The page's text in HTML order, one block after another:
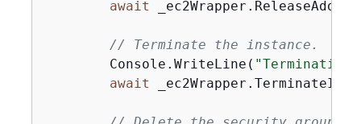
await
// Terminate the instance.
        Console.WriteLine(
await